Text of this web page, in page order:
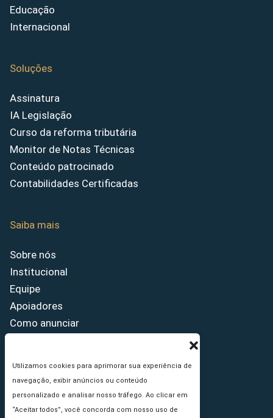
Utilizamos cookies para aprimorar sua experiência de
navegação, exibir anúncios ou conteúdo
personalizado e analisar nosso tráfego. Ao clicar em
“Aceitar todos”, você concorda com nosso uso de
Educação
Internacional
Soluções
Assinatura
IA Legislação
Curso da reforma tributária
Monitor de Notas Técnicas
Conteúdo patrocinado
Contabilidades Certificadas
Saiba mais
Sobre nós
Institucional
Equipe
Apoiadores
Como anunciar
Princípios Editoriais